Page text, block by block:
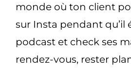
monde où ton client
sur Insta pendant qu’il
podcast et check ses
rendez-vous, rester